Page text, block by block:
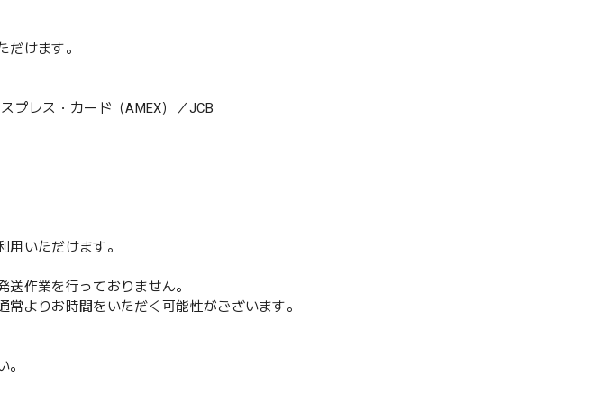
だけます。
レス・カード（AMEX）／JCB
用いただけます。
作業を行っておりません。
よりお時間をいただく可能性がございます。
。